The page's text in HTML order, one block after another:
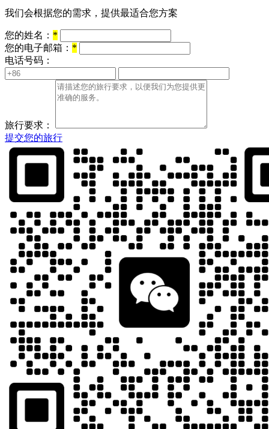
我们会根据您的需求，提供最适合您方案
您的姓名： *
您的电子邮箱： *
电话号码：
旅行要求：
提交您的旅行